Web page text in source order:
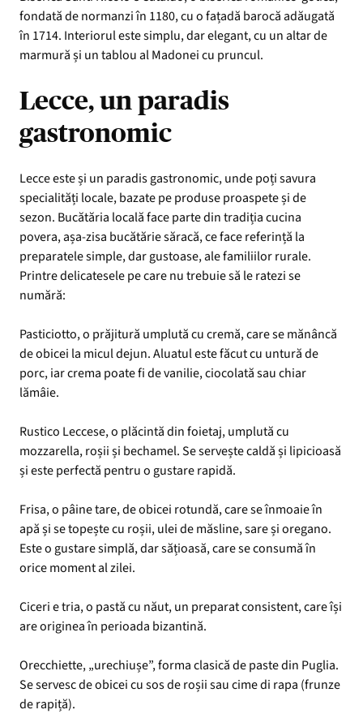
fondată de normanzi în 1180, cu o fațadă barocă adăugată
în 1714. Interiorul este simplu, dar elegant, cu un altar de
marmură și un tablou al Madonei cu pruncul.
Lecce, un paradis
gastronomic
Lecce este și un paradis gastronomic, unde poți savura
specialități locale, bazate pe produse proaspete și de
sezon. Bucătăria locală face parte din tradiția cucina
povera, așa-zisa bucătărie săracă, ce face referință la
preparatele simple, dar gustoase, ale familiilor rurale.
Printre delicatesele pe care nu trebuie să le ratezi se
numără:
Pasticiotto, o prăjitură umplută cu cremă, care se mănâncă
de obicei la micul dejun. Aluatul este făcut cu untură de
porc, iar crema poate fi de vanilie, ciocolată sau chiar
lămâie.
Rustico Leccese, o plăcintă din foietaj, umplută cu
mozzarella, roșii și bechamel. Se servește caldă și lipicioasă
și este perfectă pentru o gustare rapidă.
Frisa, o pâine tare, de obicei rotundă, care se înmoaie în
apă și se topește cu roșii, ulei de măsline, sare și oregano.
Este o gustare simplă, dar sățioasă, care se consumă în
orice moment al zilei.
Ciceri e tria, o pastă cu năut, un preparat consistent, care își
are originea în perioada bizantină.
Orecchiette, „urechiușe”, forma clasică de paste din Puglia.
Se servesc de obicei cu sos de roșii sau cime di rapa (frunze
de rapiță).